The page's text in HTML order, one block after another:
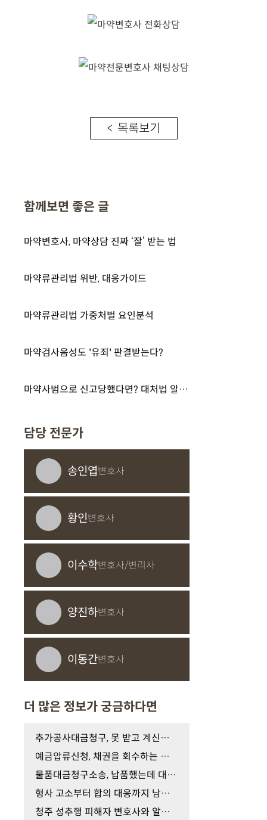
< 목록보기
함께보면 좋은 글
마약변호사, 마약상담 진짜 ‘잘’ 받는 법
마약류관리법 위반, 대응가이드
마약류관리법 가중처벌 요인분석
마약검사음성도 '유죄' 판결받는다?
마약사범으로 신고당했다면? 대처법 알아보기
담당 전문가
송인엽변호사
황인변호사
이수학변호사/변리사
양진하변호사
이동간변호사
더 많은 정보가 궁금하다면
추가공사대금청구, 못 받고 계신가요?
예금압류신청, 채권을 회수하는 강제집행 절차
물품대금청구소송, 납품했는데 대금을 받지 못했다…
형사 고소부터 합의 대응까지 남양주 성폭행 피해자 …
청주 성추행 피해자 변호사와 알아보는 증거 수집 및…